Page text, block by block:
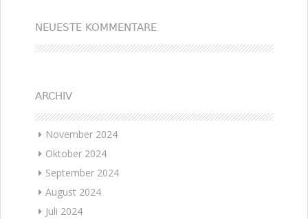
NEUESTE KOMMENTARE
ARCHIV
November 2024
Oktober 2024
September 2024
August 2024
Juli 2024